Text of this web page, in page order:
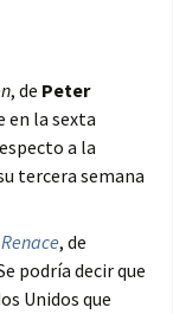
, de Peter
en la sexta
a la
tercera semana
, de
podría decir que
Unidos que